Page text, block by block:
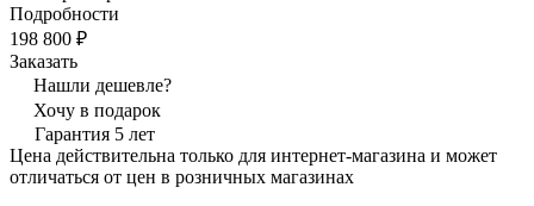
Подробности
198 800 ₽
Заказать
Нашли дешевле?
Хочу в подарок
Гарантия 5 лет
Цена действительна только для интернет-магазина и может
отличаться от цен в розничных магазинах